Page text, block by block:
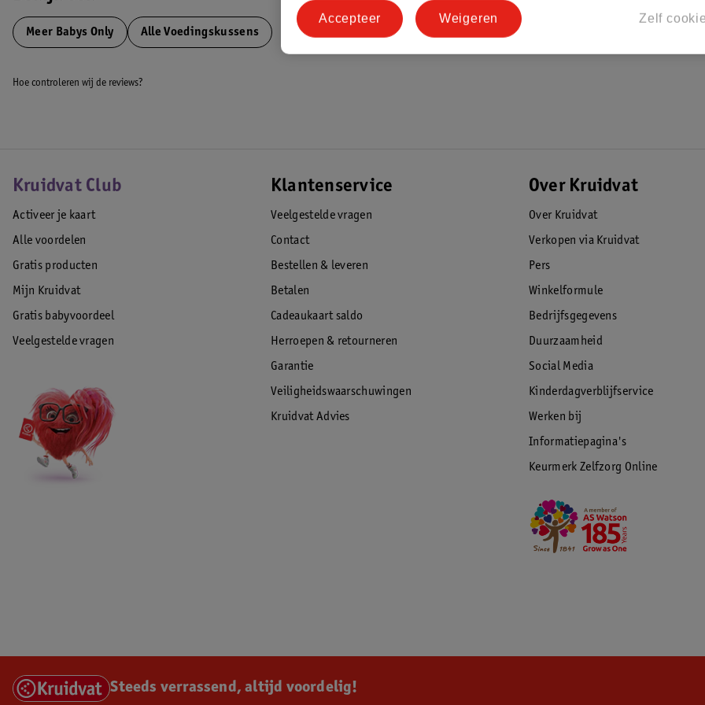
De hoes en de vulling kunnen worden gewassen in de wasmachine op 30 graden
EAN code:8720791352516
Meer Babys Only Alle Voedingskussens
Hoe controleren wij de reviews?
Kruidvat Club
Activeer je kaart
Alle voordelen
Gratis producten
Mijn Kruidvat
Gratis babyvoordeel
Veelgestelde vragen
Klantenservice
Veelgestelde vragen
Contact
Bestellen & leveren
Betalen
Cadeaukaart saldo
Herroepen & retourneren
Garantie
Veiligheidswaarschuwingen
Kruidvat Advies
Over Kruidvat
Over Kruidvat
Verkopen via Kruidvat
Pers
Winkelformule
Bedrijfsgegevens
Duurzaamheid
Social Media
Kinderdagverblijfservice
Werken bij
Informatiepagina's
Keurmerk Zelfzorg Online
Steeds verrassend, altijd voordelig!
Zelf
Weigeren
Accepteer